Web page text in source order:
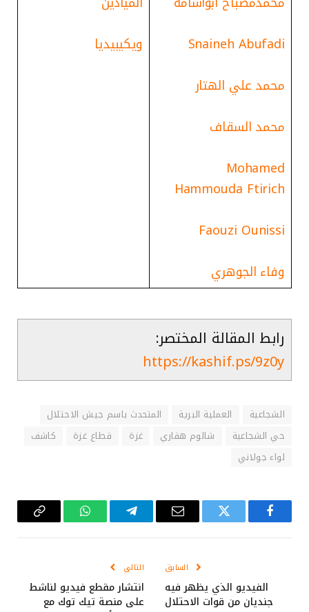
Snaineh Abufadi
محمد علي الهتار
محمد السقاف
Mohamed
Hammouda Ftirich
Faouzi Ounissi
وفاء الجوهري
ويكيبيديا
رابط المقالة المختصر:
https://kashif.ps/9z0y
الشجاعية العملية البرية
المتحدث باسم جيش الاحتلال
حي الشجاعية
شالوم هقاري غزة قطاع غزة
كاشف
لواء جولاني
فيسبوك تويتر
البريد
تيلقرام واتساب Copy
السابق
الفيديو الذي يظهر فيه
جنديان من قوات الاحتلال
التالي
انتشار مقطع فيديو لناشط
على منصة تيك توك مع